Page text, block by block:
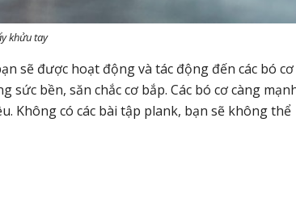
khửu tay
sẽ được hoạt động và tác động đến các bó cơ
bền, săn chắc cơ bắp. Các bó cơ càng
Không có các bài tập plank, bạn sẽ không thể